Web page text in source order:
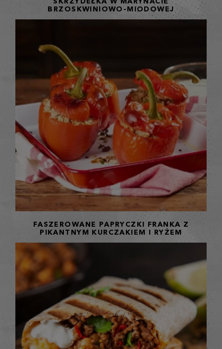
BRZOSKWINIOWO-MIODOWEJ
FASZEROWANE PAPRYCZKI FRANKA Z
PIKANTNYM KURCZAKIEM I RYŻEM